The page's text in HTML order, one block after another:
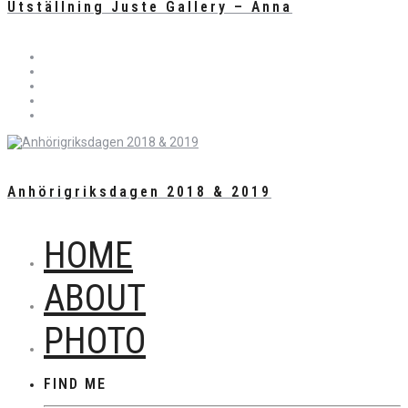
Utställning Juste Gallery – Anna
Anhörigriksdagen 2018 & 2019
HOME
ABOUT
PHOTO
FIND ME